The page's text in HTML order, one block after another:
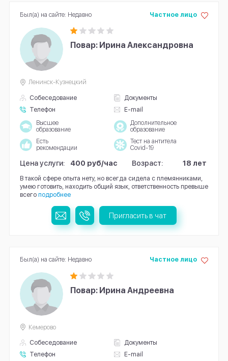
Повар: Ирина Александровна
Собеседование
Документы
Телефон
E-mail
Частное лицо
Ленинск-Кузнецкий
Высшее
образование
Дополнительное
образование
Есть
рекомендации
Тест на антитела
Covid-19
Цена услуги: 400 руб/час Возраст: 18 лет
В такой сфере опыта нету, но всегда сидела с племянниками,
умею готовить, находить общий язык, ответственность превыше
всего подробнее
Был(а) на сайте: Недавно
Пригласить в чат
Повар: Ирина Андреевна
Собеседование
Документы
Телефон
E-mail
Частное лицо
Кемерово
Был(а) на сайте: Недавно